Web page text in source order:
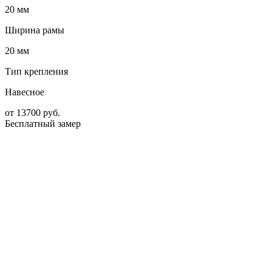
20 мм
Ширина рамы
20 мм
Тип крепления
Навесное
от 13700 руб.
Бесплатный замер